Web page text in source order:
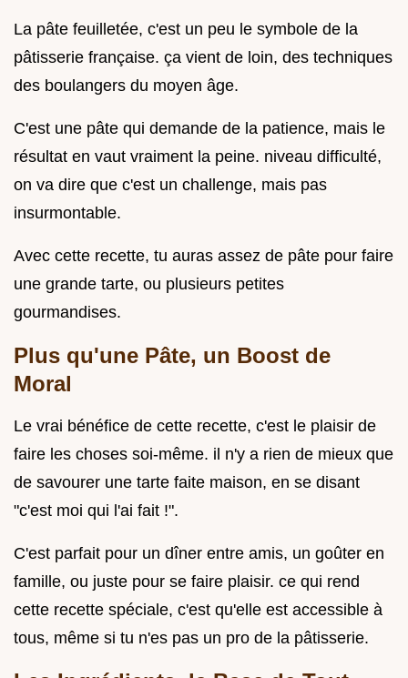
La pâte feuilletée, c'est un peu le symbole de la
pâtisserie française. ça vient de loin, des techniques
des boulangers du moyen âge.
C'est une pâte qui demande de la patience, mais le
résultat en vaut vraiment la peine. niveau difficulté,
on va dire que c'est un challenge, mais pas
insurmontable.
Avec cette recette, tu auras assez de pâte pour faire
une grande tarte, ou plusieurs petites
gourmandises.
Plus qu'une Pâte, un Boost de
Moral
Le vrai bénéfice de cette recette, c'est le plaisir de
faire les choses soi-même. il n'y a rien de mieux que
de savourer une tarte faite maison, en se disant
"c'est moi qui l'ai fait !".
C'est parfait pour un dîner entre amis, un goûter en
famille, ou juste pour se faire plaisir. ce qui rend
cette recette spéciale, c'est qu'elle est accessible à
tous, même si tu n'es pas un pro de la pâtisserie.